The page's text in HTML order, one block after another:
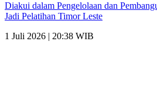
Diakui dalam Pengelolaan dan
Jadi Pelatihan Timor Leste
1 Juli 2026 | 20:38 WIB